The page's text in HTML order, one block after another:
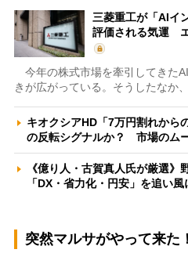
三菱重工が「AIイ
評価される気運
今年の株式市場を牽引してきた
きが広がっている。そうしたなか
キオクシアHD「7万円割れから
の反転シグナルか？ 市場のム
《億り人・古賀真人氏が厳選》
「DX・省力化・円安」を追い
突然マルサがやって来た！